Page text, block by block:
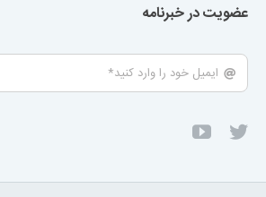
عضویت در خبرنامه